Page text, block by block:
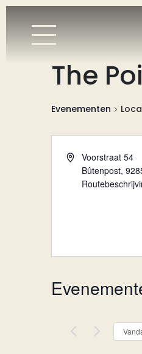
The
Evenementen
AdresVoorstraat 54
Bûtenpost,